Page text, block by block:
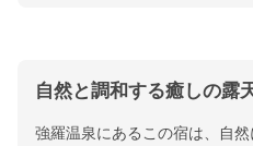
自然と調和する癒しの露
強羅温泉にあるこの宿は、自